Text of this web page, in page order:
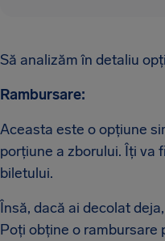
Să analizăm în detaliu
Rambursare:
Aceasta este o opțiune
porțiune a zborului. Îți va
biletului.
Însă, dacă ai decolat
Poți obține o rambursare